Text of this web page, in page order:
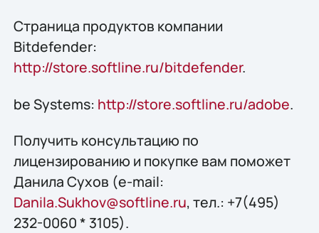
Страница продуктов компании
Bitdefender:
http://store.softline.ru/bitdefender.
be Systems: http://store.softline.ru/adobe.
Получить конcультацию по
лицензированию и покупке вам поможет
Данила Сухов (e-mail:
Danila.Sukhov@softline.ru, тел.: +7(495)
232-0060 * 3105).